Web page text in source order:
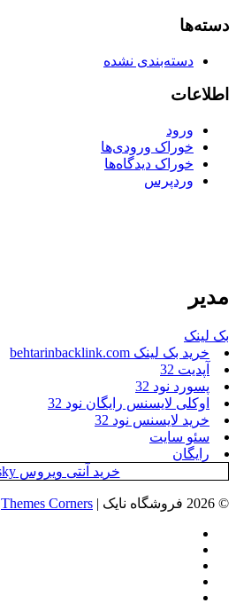
دسته‌ها
دسته‌بندی نشده
اطلاعات
ورود
خوراک ورودی‌ها
خوراک دیدگاه‌ها
وردپرس
مدیر
بک لینک
خرید بک لینک behtarinbacklink.com
آپدیت 32
پسورد نود 32
اوکلی لایسنس رایگان نود 32
خرید لایسنس نود 32
سئو سایت
رایگان
خرید آنتی ویروس Kaspersky
© 2026 فروشگاه نایک | Theme by Themes Corners